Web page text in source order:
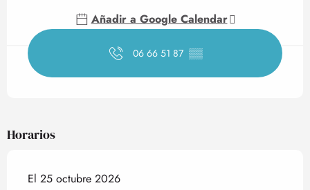
Añadir a Google Calendar
06 66 51 87 ▒▒
Horarios
El 25 octubre 2026